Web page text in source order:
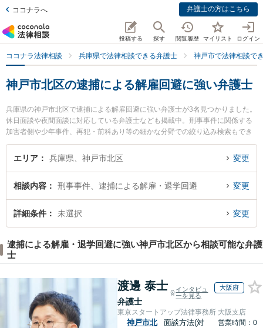
ココナラへ 弁護士の方はこちら
投稿する 探す 閲覧履歴 マイリスト ログイン
ココナラ法律相談 兵庫県で法律相談できる弁護士 神戸市で法律相談で
神戸市北区の逮捕による解雇回避に強い弁護士
兵庫県の神戸市北区で逮捕による解雇回避に強い弁護士が3名見つかりました。
休日面談や夜間面談に対応している弁護士なども掲載中。刑事事件に関係する
加害者側や少年事件、再犯・前科あり等の細かな分野での絞り込み検索もでき
便利です。特に弁護士法人近畿フロンティア法律事務所 神戸北オフィスの金子
敬之弁護士や佐山雅彦法律事務所の佐山 雅彦弁護士、梶山法律事務所の梶山 雅
に弁護士に相談したい』『逮捕による解雇回避のトラブル解決の実績豊富な近
くの弁護士を検索したい』『初回相談無料で逮捕による解雇回避を法律相談で
きる神戸市北区内の弁護士に相談予約したい』などでお困りの相談者さんにお
エリア 兵庫県、神戸市北区 変更
相談内容 刑事事件、逮捕による解雇・退学回避 変更
詳細条件 未選択 変更
逮捕による解雇・退学回避に強い神戸市北区から相談可能な弁護
士
渡邊 泰士
弁護士
インタビュ
ーを見る
大阪府
東京スタートアップ法律事務所 大阪支店
神戸市北
面談方法(対
営業時間：0